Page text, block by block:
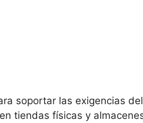
soportar las exigencias
tiendas físicas y